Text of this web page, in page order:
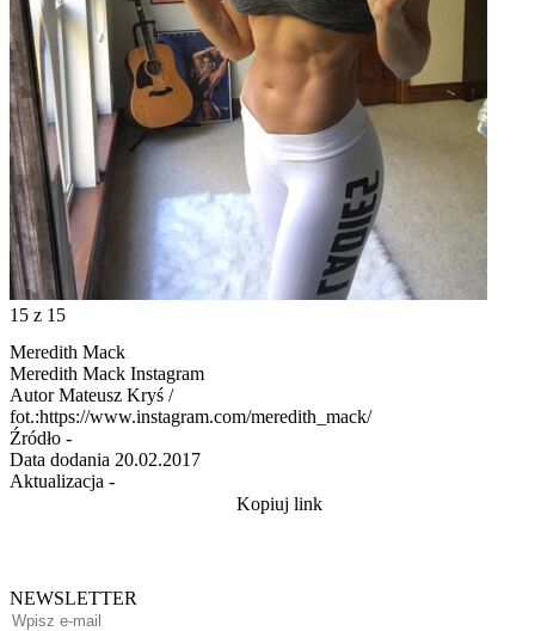
15 z 15
Meredith Mack
Meredith Mack Instagram
Autor Mateusz Kryś /
fot.:https://www.instagram.com/meredith_mack/
Źródło -
Data dodania 20.02.2017
Aktualizacja -
Kopiuj link
NEWSLETTER